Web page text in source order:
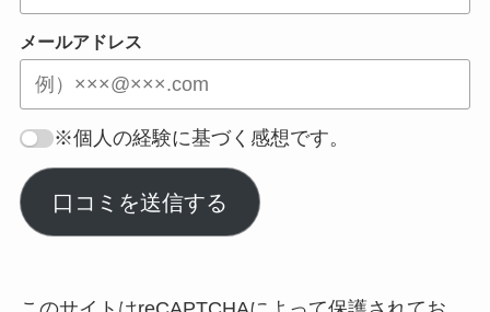
メールアドレス
※個人の経験に基づく感想です。
口コミを送信する